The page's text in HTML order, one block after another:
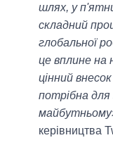
шлях, у
складний
глобальної
це вплине на
цінний
потрібна для
керівництва